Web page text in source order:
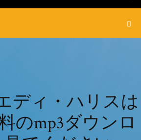
ディ・ハリスは
のmp3ダウンロ